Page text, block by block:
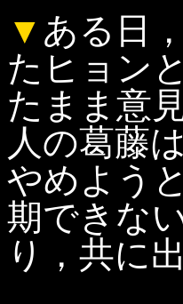
▼ ある日
たヒョン
たまま意
人の葛藤
やめよう
期できな
り，共に